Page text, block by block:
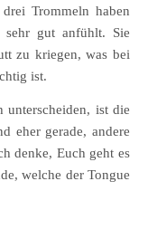
Trommeln haben
sehr gut anfühlt. Sie
zu kriegen, was bei
ist.
unterscheiden, ist die
eher gerade, andere
denke, Euch geht es
welche der Tongue